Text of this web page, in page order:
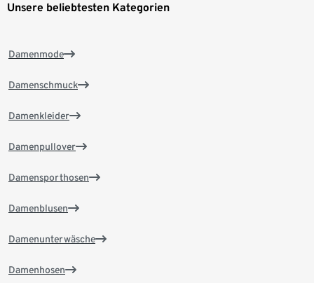
Unsere beliebtesten Kategorien
Damenmode
Damenschmuck
Damenkleider
Damenpullover
Damensporthosen
Damenblusen
Damenunterwäsche
Damenhosen